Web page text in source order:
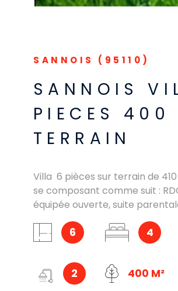
SANNOIS (95110)
SANNOIS
PIECES 400
TERRAIN
Villa 6 pièces sur terrain de
se composant comme suit :
équipée ouverte, suite
chambre, 2 WC, 1 salle d'eau, 1
2 chambres, 1 salle d'eau, 1
6 4
2 400 M²